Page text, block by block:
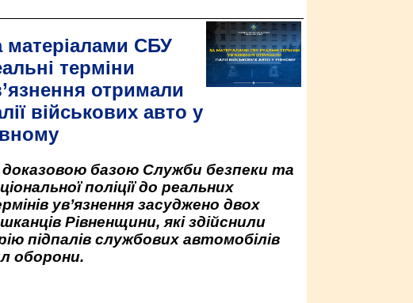
матеріалами СБУ
терміни
отримали
військових авто у
доказовою базою Служби безпеки та
поліції до реальних
ув’язнення засуджено двох
Рівненщини, які здійснили
підпалів службових автомобілів
оборони.